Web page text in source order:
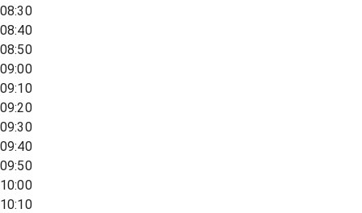
08:30
08:40
08:50
09:00
09:10
09:20
09:30
09:40
09:50
10:00
10:10